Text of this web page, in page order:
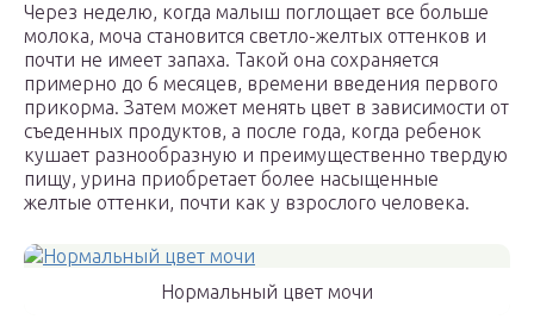
Через неделю, когда малыш поглощает все больше
молока, моча становится светло-желтых оттенков и
почти не имеет запаха. Такой она сохраняется
примерно до 6 месяцев, времени введения первого
прикорма. Затем может менять цвет в зависимости от
съеденных продуктов, а после года, когда ребенок
кушает разнообразную и преимущественно твердую
пищу, урина приобретает более насыщенные
желтые оттенки, почти как у взрослого человека.
Нормальный цвет мочи